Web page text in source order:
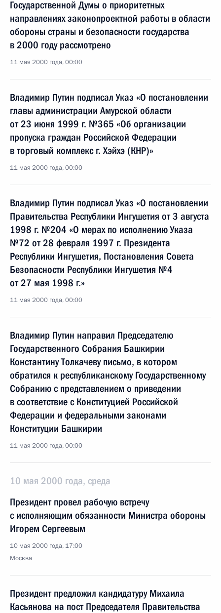
Государственной Думы о приоритетных
направлениях законопроектной работы в области
обороны страны и безопасности государства
в 2000 году рассмотрено
11 мая 2000 года, 00:00
Владимир Путин подписал Указ «О постановлении
главы администрации Амурской области
от 23 июня 1999 г. №365 «Об организации
пропуска граждан Российской Федерации
в торговый комплекс г. Хэйхэ (КНР)»
11 мая 2000 года, 00:00
Владимир Путин подписал Указ «О постановлении
Правительства Республики Ингушетия от 3 августа
1998 г. №204 «О мерах по исполнению Указа
№72 от 28 февраля 1997 г. Президента
Республики Ингушетия, Постановления Совета
Безопасности Республики Ингушетия №4
от 27 мая 1998 г.»
11 мая 2000 года, 00:00
Владимир Путин направил Председателю
Государственного Собрания Башкирии
Константину Толкачеву письмо, в котором
обратился к республиканскому Государственному
Собранию с представлением о приведении
в соответствие с Конституцией Российской
Федерации и федеральными законами
Конституции Башкирии
11 мая 2000 года, 00:00
10 мая 2000 года, среда
Президент провел рабочую встречу
с исполняющим обязанности Министра обороны
Игорем Сергеевым
10 мая 2000 года, 17:00
Москва
Президент предложил кандидатуру Михаила
Касьянова на пост Председателя Правительства